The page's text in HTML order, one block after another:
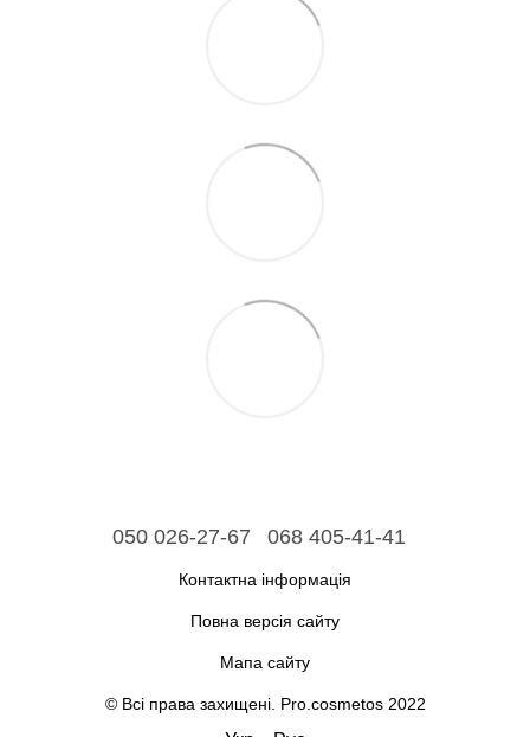
050 026-27-67 068 405-41-41
Контактна інформація
Повна версія сайту
Мапа сайту
© Всі права захищені. Pro.cosmetos 2022